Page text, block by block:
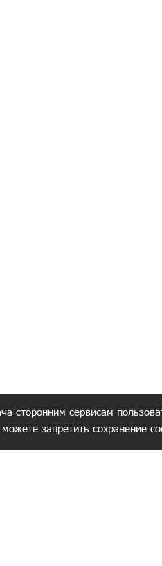
сторонним сервисам
запретить сохранение